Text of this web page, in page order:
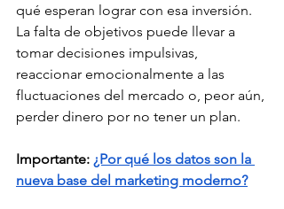
qué esperan lograr con esa inversión.
La falta de objetivos puede llevar a
tomar decisiones impulsivas,
reaccionar emocionalmente a las
fluctuaciones del mercado o, peor aún,
perder dinero por no tener un plan.
Importante: ¿Por qué los datos son la
nueva base del marketing moderno?